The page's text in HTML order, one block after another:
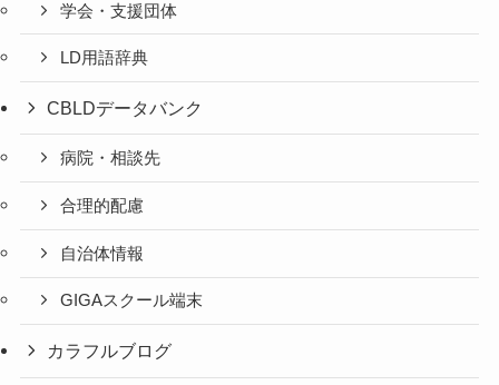
学会・支援団体
LD用語辞典
CBLDデータバンク
病院・相談先
合理的配慮
自治体情報
GIGAスクール端末
カラフルブログ